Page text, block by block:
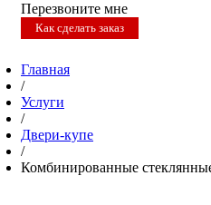
Перезвоните мне
Как сделать заказ
Главная
/
Услуги
/
Двери-купе
/
Комбинированные